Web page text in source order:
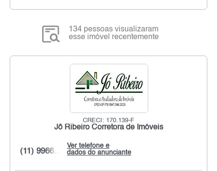
134 pessoas visualizaram
esse imóvel recentemente
CRECI: 170.139-F
Jô Ribeiro Corretora de Imóveis
Ver telefone e
dados do anunciante
(11) 9966...